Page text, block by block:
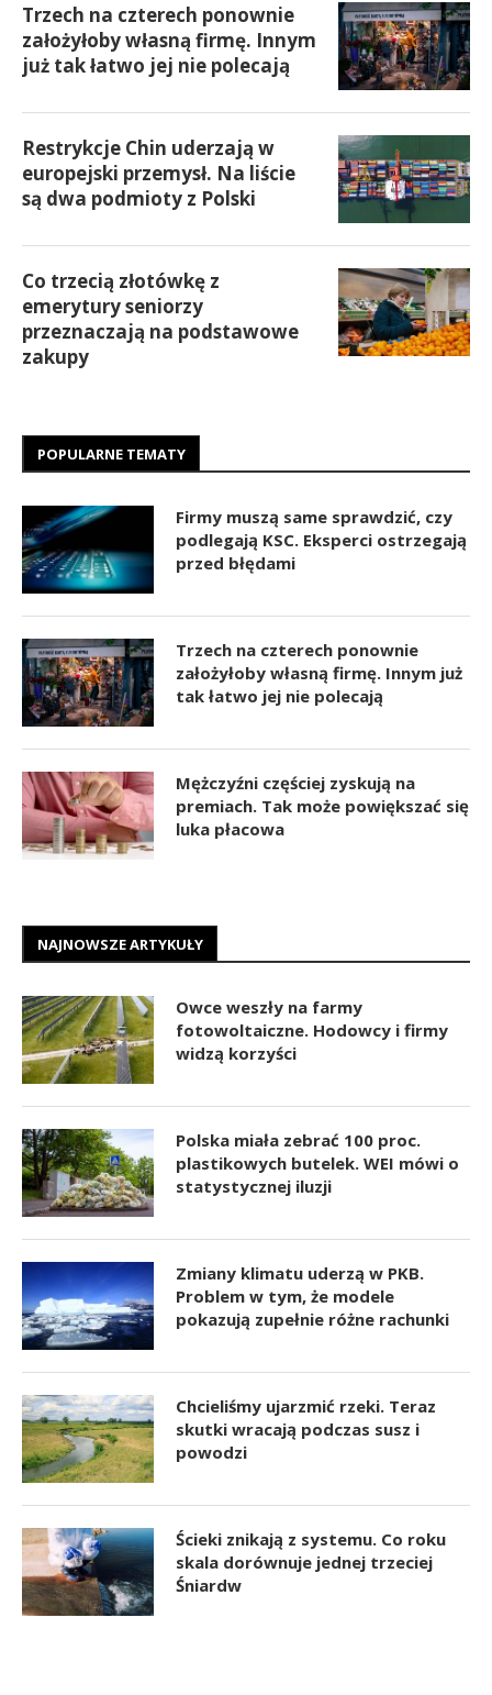
Trzech na czterech ponownie
założyłoby własną firmę. Innym
już tak łatwo jej nie polecają
Restrykcje Chin uderzają w
europejski przemysł. Na liście
są dwa podmioty z Polski
Co trzecią złotówkę z
emerytury seniorzy
przeznaczają na podstawowe
zakupy
POPULARNE TEMATY
Firmy muszą same sprawdzić, czy
podlegają KSC. Eksperci ostrzegają
przed błędami
Trzech na czterech ponownie
założyłoby własną firmę. Innym już
tak łatwo jej nie polecają
Mężczyźni częściej zyskują na
premiach. Tak może powiększać się
luka płacowa
NAJNOWSZE ARTYKUŁY
Owce weszły na farmy
fotowoltaiczne. Hodowcy i firmy
widzą korzyści
Polska miała zebrać 100 proc.
plastikowych butelek. WEI mówi o
statystycznej iluzji
Zmiany klimatu uderzą w PKB.
Problem w tym, że modele
pokazują zupełnie różne rachunki
Chcieliśmy ujarzmić rzeki. Teraz
skutki wracają podczas susz i
powodzi
Ścieki znikają z systemu. Co roku
skala dorównuje jednej trzeciej
Śniardw